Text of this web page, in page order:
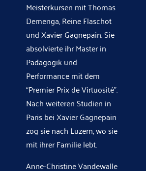
Meisterkursen mit Thomas
Demenga, Reine Flaschot
und Xavier Gagnepain. Sie
absolvierte ihr Master in
Pädagogik und
Performance mit dem
“Premier Prix de Virtuosité”.
Nach weiteren Studien in
Paris bei Xavier Gagnepain
zog sie nach Luzern, wo sie
mit ihrer Familie lebt.
Anne-Christine Vandewalle